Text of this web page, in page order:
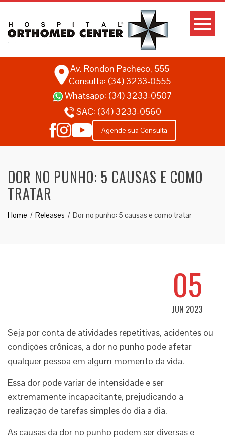
Av. Rondon Pacheco, 555
Consulta: (34) 3233-0555
Whatsapp: (34) 3233-0507
SAC: (34) 3233-0560
Agende sua Consulta
DOR NO PUNHO: 5 CAUSAS E COMO
TRATAR
Home Releases Dor no punho: 5 causas e como tratar
05
JUN 2023
Seja por conta de atividades repetitivas, acidentes ou
condições crônicas, a dor no punho pode afetar
qualquer pessoa em algum momento da vida.
Essa dor pode variar de intensidade e ser
extremamente incapacitante, prejudicando a
realização de tarefas simples do dia a dia.
As causas da dor no punho podem ser diversas e